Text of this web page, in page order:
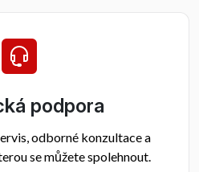
podpora
odborné konzultace a
se můžete spolehnout.